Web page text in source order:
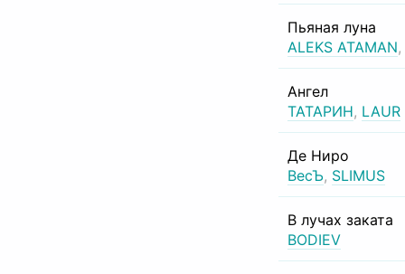
Пьяная луна
ALEKS ATAMAN,
Ангел
ТАТАРИН, LAUR
Де Ниро
ВесЪ, SLIMUS
В лучах заката
BODIEV